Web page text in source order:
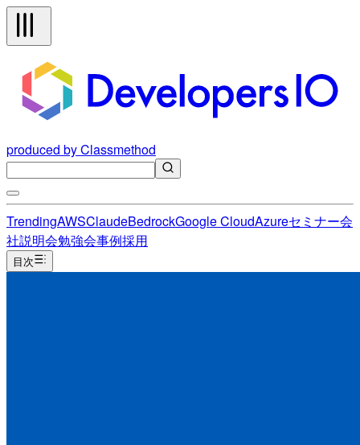
produced by Classmethod
TrendingAWSClaudeBedrockGoogle CloudAzureセミナー会
社説明会勉強会事例採用
目次